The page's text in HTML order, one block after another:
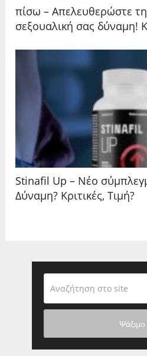
πίσω – Απελευθερώστε
σεξουαλική σας δύναμη!
Stinafil Up – Νέο
Δύναμη? Κριτικές, Τιμή?
Ψάξιμο